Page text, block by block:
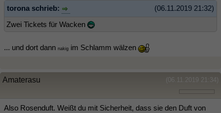
(06.11.2019 21:32)
torona schrieb:
Zwei Tickets für Wacken
... und dort dann nakig im Schlamm wälzen
(06.11.2019 21:34)
Amaterasu
Also Rosenduft. Weißt du mit Sicherheit, dass sie den Duft von